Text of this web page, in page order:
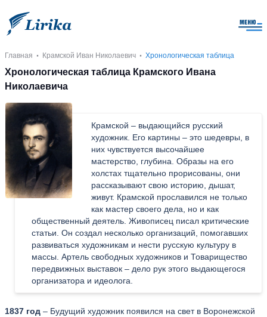
Главная Крамской Иван Николаевич Хронологическая таблица
Хронологическая таблица Крамского Ивана
Николаевича
Крамской – выдающийся русский
художник. Его картины – это шедевры, в
них чувствуется высочайшее
мастерство, глубина. Образы на его
холстах тщательно прорисованы, они
рассказывают свою историю, дышат,
живут. Крамской прославился не только
как мастер своего дела, но и как
общественный деятель. Живописец писал критические
статьи. Он создал несколько организаций, помогавших
развиваться художникам и нести русскую культуру в
массы. Артель свободных художников и Товарищество
передвижных выставок – дело рук этого выдающегося
организатора и идеолога.
1837 год – Будущий художник появился на свет в Воронежской